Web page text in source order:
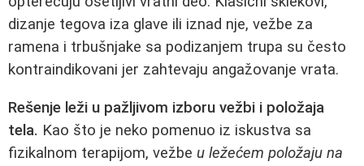
dizanje tegova iza glave ili iznad nje, vežbe za
ramena i trbušnjake sa podizanjem trupa su često
kontraindikovani jer zahtevaju angažovanje vrata.
Rešenje leži u pažljivom izboru vežbi i položaja
tela. Kao što je neko pomenuo iz iskustva sa
fizikalnom terapijom, vežbe u ležećem položaju na